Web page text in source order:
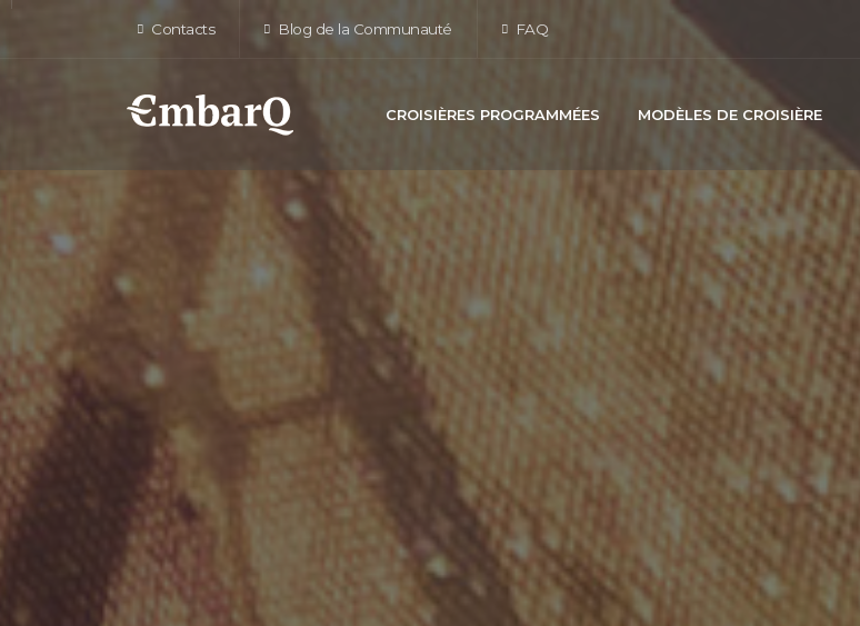
Contacts Blog de la Communauté FAQ
CROISIÈRES PROGRAMMÉES MODÈLES DE CROISIÈRE